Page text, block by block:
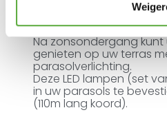
Na zonsondergang kunt
genieten op uw terras
parasolverlichting.
Deze LED lampen (set
in uw parasols te
(110m lang koord).